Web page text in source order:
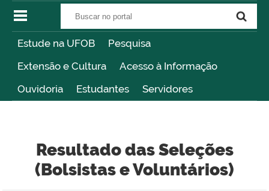
Estude na UFOB
Pesquisa
Extensão e Cultura
Acesso à Informação
Ouvidoria
Estudantes Servidores
Resultado das Seleções
(Bolsistas e Voluntários)